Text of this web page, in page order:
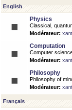
English
Physics
Classical,
Modérateur:
Computation
Computer
Modérateur:
Philosophy
Philosophy of
Modérateur:
Français